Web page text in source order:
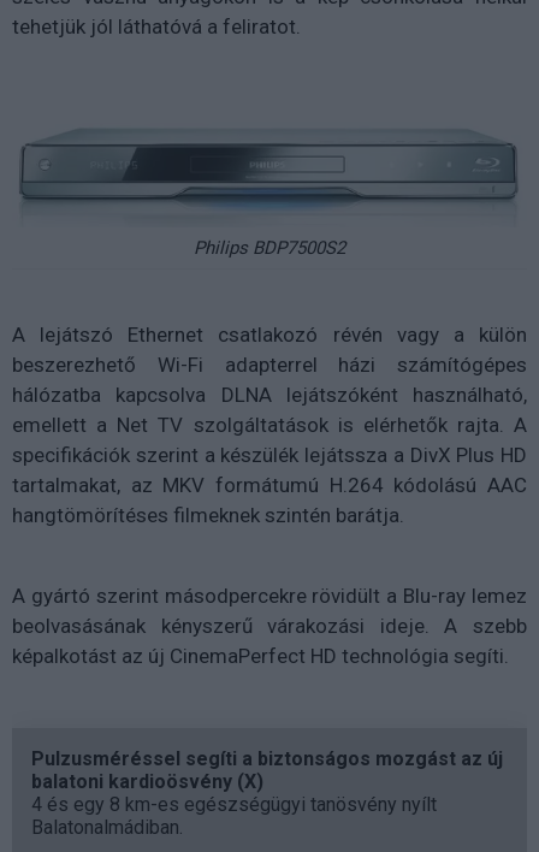
tehetjük jól láthatóvá a feliratot.
Philips BDP7500S2
A lejátszó Ethernet csatlakozó révén vagy a külön
beszerezhető Wi-Fi adapterrel házi számítógépes
hálózatba kapcsolva DLNA lejátszóként használható,
emellett a Net TV szolgáltatások is elérhetők rajta. A
specifikációk szerint a készülék lejátssza a DivX Plus HD
tartalmakat, az MKV formátumú H.264 kódolású AAC
hangtömörítéses filmeknek szintén barátja.
A gyártó szerint másodpercekre rövidült a Blu-ray lemez
beolvasásának kényszerű várakozási ideje. A szebb
képalkotást az új CinemaPerfect HD technológia segíti.
Pulzusméréssel segíti a biztonságos mozgást az új
balatoni kardioösvény (X)
4 és egy 8 km-es egészségügyi tanösvény nyílt
Balatonalmádiban.